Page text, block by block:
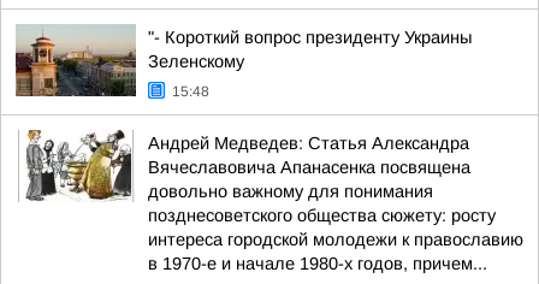
"- Короткий вопрос президенту Украины
Зеленскому
15:48
Андрей Медведев: Статья Александра
Вячеславовича Апанасенка посвящена
довольно важному для понимания
позднесоветского общества сюжету: росту
интереса городской молодежи к православию
в 1970-е и начале 1980-х годов, причем...